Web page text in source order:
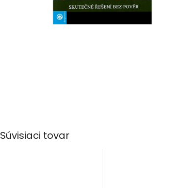
Súvisiaci tovar